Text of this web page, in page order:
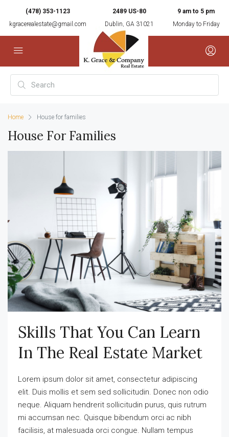
(478) 353-1123
kgracerealestate@gmail.com
2489 US-80
Dublin, GA 31021
9 am to 5 pm
Monday to Friday
Home House for families
House For Families
Skills That You Can Learn
In The Real Estate Market
Lorem ipsum dolor sit amet, consectetur adipiscing
elit. Duis mollis et sem sed sollicitudin. Donec non odio
neque. Aliquam hendrerit sollicitudin purus, quis rutrum
mi accumsan nec. Quisque bibendum orci ac nibh
facilisis, at malesuada orci congue. Nullam tempus